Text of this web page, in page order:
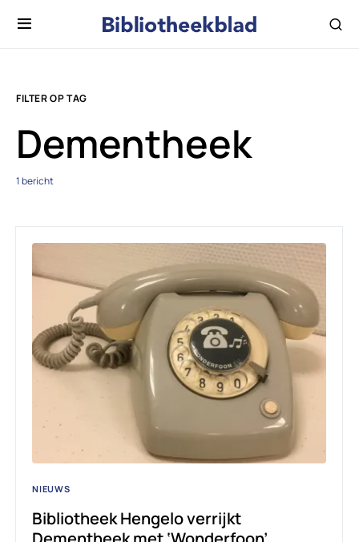
FILTER OP TAG
Dementheek
1 bericht
NIEUWS
Bibliotheek Hengelo verrijkt